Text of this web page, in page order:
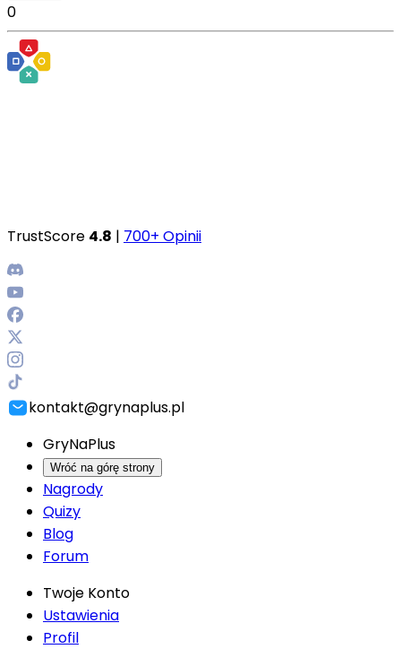
0
TrustScore 4.8 | 700+ Opinii
kontakt@grynaplus.pl
GryNaPlus
Wróć na górę strony
Nagrody
Quizy
Blog
Forum
Twoje Konto
Ustawienia
Profil